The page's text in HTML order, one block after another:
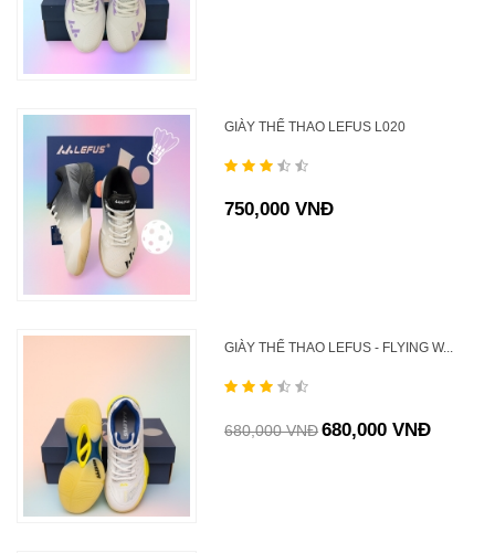
GIÀY THỂ THAO LEFUS L020
750,000 VNĐ
GIÀY THỂ THAO LEFUS - FLYING W...
680,000 VNĐ680,000 VNĐ